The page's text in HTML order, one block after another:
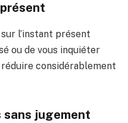
l’instant présent
ou de vous inquiéter
réduire considérablement
sans jugement